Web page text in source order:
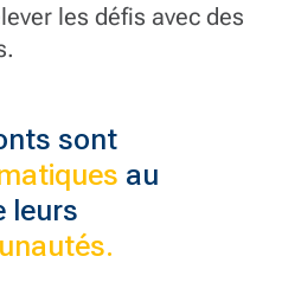
les défis avec des
sont
au
leurs